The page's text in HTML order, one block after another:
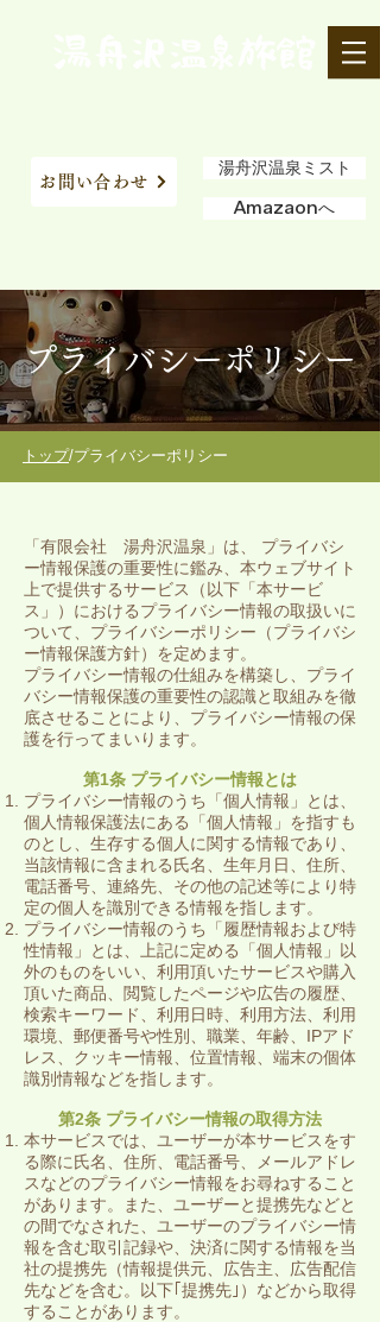
お問い合わせ
Amazaonへ
湯舟沢温泉ミスト
プライバシーポリシー
​トップ/プライバシーポリシー
「有限会社 湯舟沢温泉」は、 プライバシ
ー情報保護の重要性に鑑み、本ウェブサイト
上で提供するサービス（以下「本サービ
ス」）におけるプライバシー情報の取扱いに
ついて、プライバシーポリシー（プライバシ
ー情報保護方針）を定めます。
プライバシー情報の仕組みを構築し、プライ
バシー情報保護の重要性の認識と取組みを徹
底させることにより、プライバシー情報の保
護を行ってまいります。
第1条 プライバシー情報とは
プライバシー情報のうち「個人情報」とは、
個人情報保護法にある「個人情報」を指すも
のとし、生存する個人に関する情報であり、
当該情報に含まれる氏名、生年月日、住所、
電話番号、連絡先、その他の記述等により特
定の個人を識別できる情報を指します。
プライバシー情報のうち「履歴情報および特
性情報」とは、上記に定める「個人情報」以
外のものをいい、利用頂いたサービスや購入
頂いた商品、閲覧したページや広告の履歴、
検索キーワード、利用日時、利用方法、利用
環境、郵便番号や性別、職業、年齢、IPアド
レス、クッキー情報、位置情報、端末の個体
識別情報などを指します。
第2条 プライバシー情報の取得方法
本サービスでは、ユーザーが本サービスをす
る際に氏名、住所、電話番号、メールアドレ
スなどのプライバシー情報をお尋ねすること
があります。また、ユーザーと提携先などと
の間でなされた、ユーザーのプライバシー情
報を含む取引記録や、決済に関する情報を当
社の提携先（情報提供元、広告主、広告配信
先などを含む。以下｢提携先｣）などから取得
することがあります。